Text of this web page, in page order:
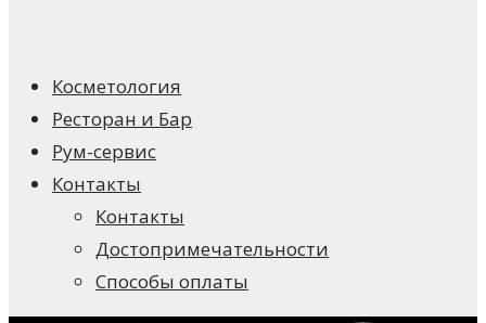
Косметология
Ресторан и Бар
Рум-сервис
Контакты
Контакты
Достопримечательности
Способы оплаты